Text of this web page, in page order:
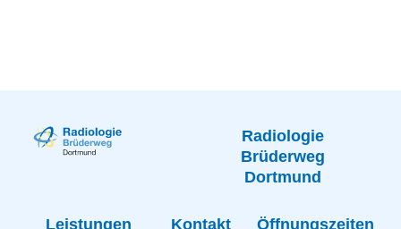
Radiologie
Brüderweg
Dortmund
Leistungen Kontakt Öffnungszeiten